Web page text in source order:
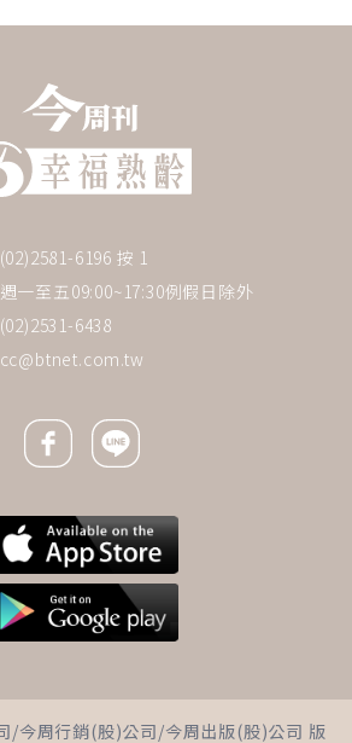
退休教授每年輕鬆領200萬股
6196 按 1
一至五09:00~17:30例假日除外
6438
cc@btnet.com.tw
Facebook icon
Line icon
/今周行銷(股)公司/今周出版(股)公司 版